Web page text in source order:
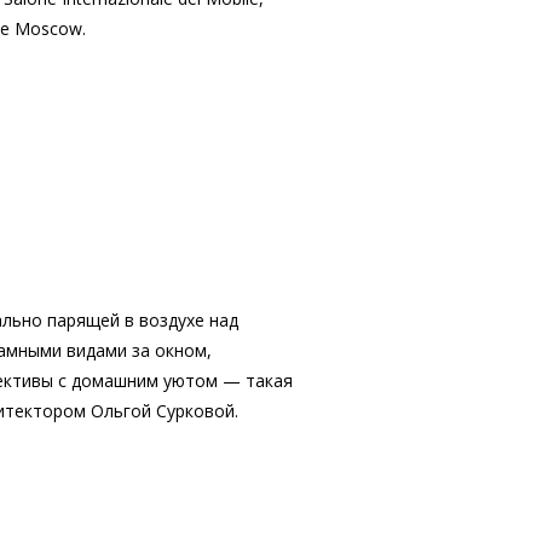
Moscow.
парящей в воздухе над
видами за окном,
с домашним уютом — такая
Ольгой Сурковой.